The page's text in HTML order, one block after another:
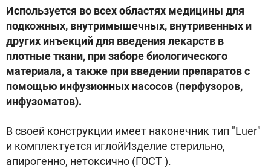
Используется во всех областях медицины для
подкожных, внутримышечных, внутривенных и
других инъекций для введения лекарств в
плотные ткани, при заборе биологического
материала, а также при введении препаратов с
помощью инфузионных насосов (перфузоров,
инфузоматов).
В своей конструкции имеет наконечник тип "Luer"
и комплектуется иглойИзделие стерильно,
апирогенно, нетоксично (ГОСТ ).